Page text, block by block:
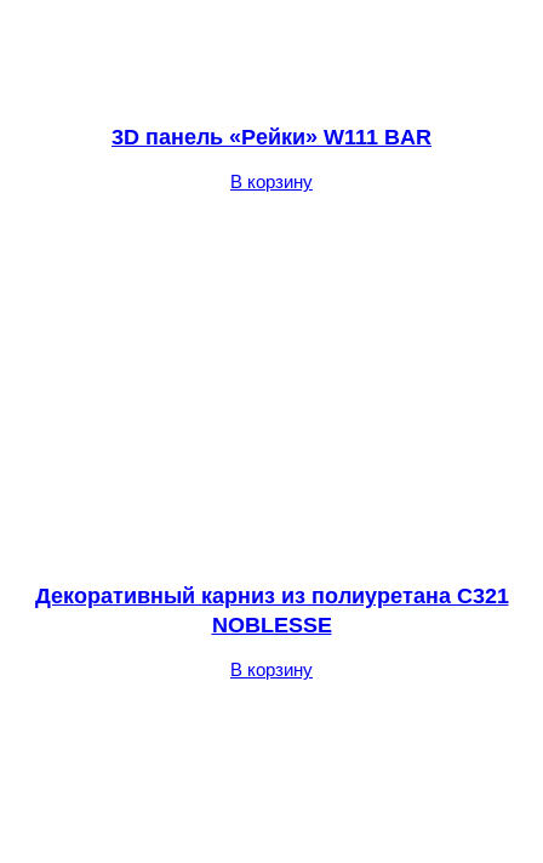
3D панель «Рейки» W111 BAR
В корзину
Декоративный карниз из полиуретана С321
NOBLESSE
В корзину